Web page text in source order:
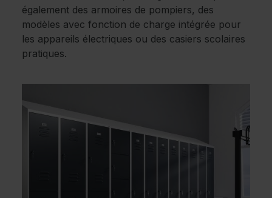
également des armoires de pompiers, des
modèles avec fonction de charge intégrée pour
les appareils électriques ou des casiers scolaires
pratiques.